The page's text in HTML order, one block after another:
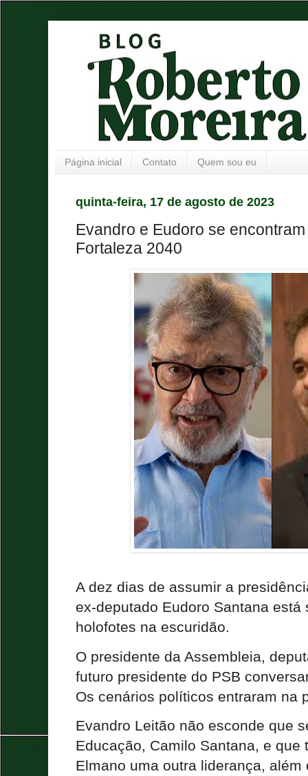
Página inicial Contato Quem sou eu
quinta-feira, 17 de agosto de 2023
Evandro e Eudoro se
Fortaleza 2040
A dez dias de assumir a
ex-deputado Eudoro Santana está
holofotes na escuridão.
O presidente da Assembleia,
futuro presidente do PSB
Os cenários políticos entraram na
Evandro Leitão não esconde que
Educação, Camilo Santana, e que
Elmano uma outra liderança,